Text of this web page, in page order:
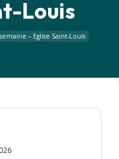
Louis
– Eglise Saint-Louis